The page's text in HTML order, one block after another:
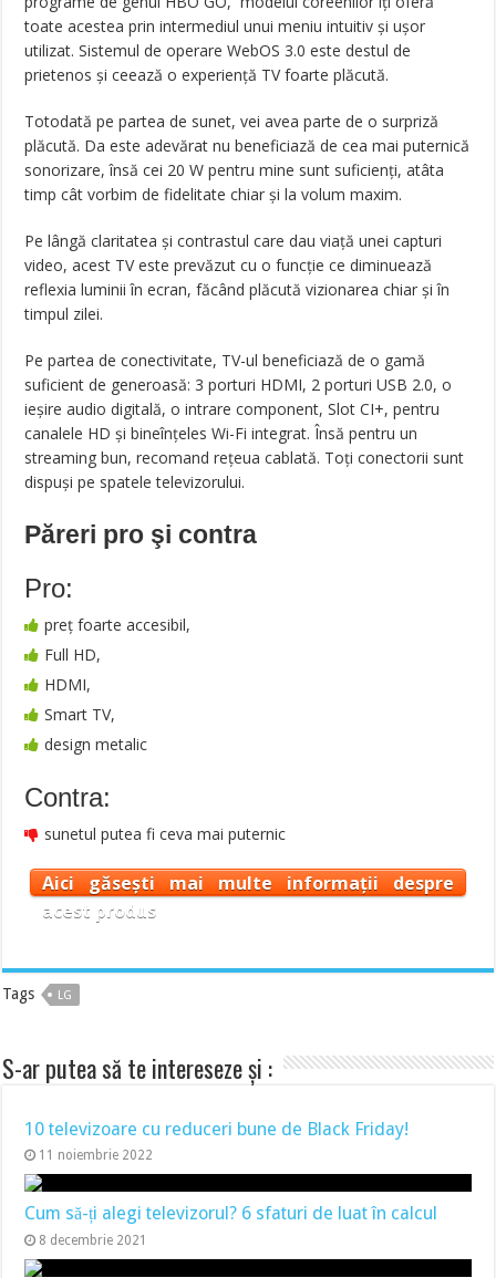
toate acestea prin intermediul unui meniu intuitiv și ușor
utilizat. Sistemul de operare WebOS 3.0 este destul de
prietenos și ceează o experiență TV foarte plăcută.
Totodată pe partea de sunet, vei avea parte de o surpriză
plăcută. Da este adevărat nu beneficiază de cea mai puternică
sonorizare, însă cei 20 W pentru mine sunt suficienți, atâta
timp cât vorbim de fidelitate chiar și la volum maxim.
Pe lângă claritatea și contrastul care dau viață unei capturi
video, acest TV este prevăzut cu o funcție ce diminuează
reflexia luminii în ecran, făcând plăcută vizionarea chiar și în
timpul zilei.
Pe partea de conectivitate, TV-ul beneficiază de o gamă
suficient de generoasă: 3 porturi HDMI, 2 porturi USB 2.0, o
ieșire audio digitală, o intrare component, Slot CI+, pentru
canalele HD și bineînțeles Wi-Fi integrat. Însă pentru un
streaming bun, recomand rețeua cablată. Toți conectorii sunt
dispuși pe spatele televizorului.
Păreri pro şi contra
Pro:
preț foarte accesibil,
Full HD,
HDMI,
Smart TV,
design metalic
Contra:
sunetul putea fi ceva mai puternic
Aici găsești mai multe informații despre
acest produs
Tags LG
S-ar putea să te intereseze și :
10 televizoare cu reduceri bune de Black Friday!
11 noiembrie 2022
Cum să-ți alegi televizorul? 6 sfaturi de luat în calcul
8 decembrie 2021